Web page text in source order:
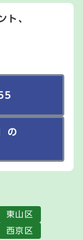
ト、
の
東山区
西京区